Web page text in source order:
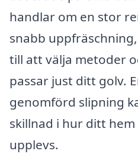
handlar om en stor
snabb
till att välja metoder
passar just ditt golv.
genomförd slipning
skillnad i hur ditt
upplevs.